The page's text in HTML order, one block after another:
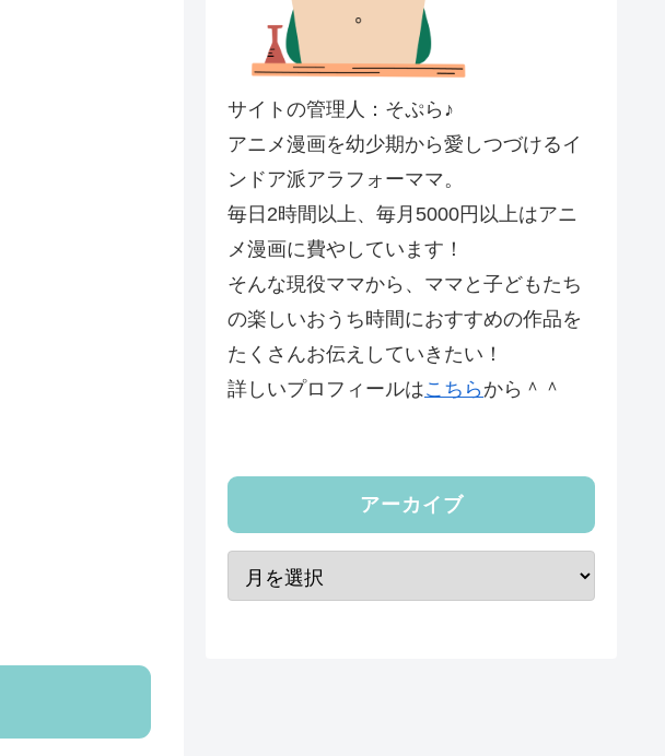
サイトの管理人：そぷら♪
アニメ漫画を幼少期から愛しつづけるイ
ンドア派アラフォーママ。
毎日2時間以上、毎月5000円以上はアニ
メ漫画に費やしています！
そんな現役ママから、ママと子どもたち
の楽しいおうち時間におすすめの作品を
たくさんお伝えしていきたい！
詳しいプロフィールはこちら から＾＾
アーカイブ